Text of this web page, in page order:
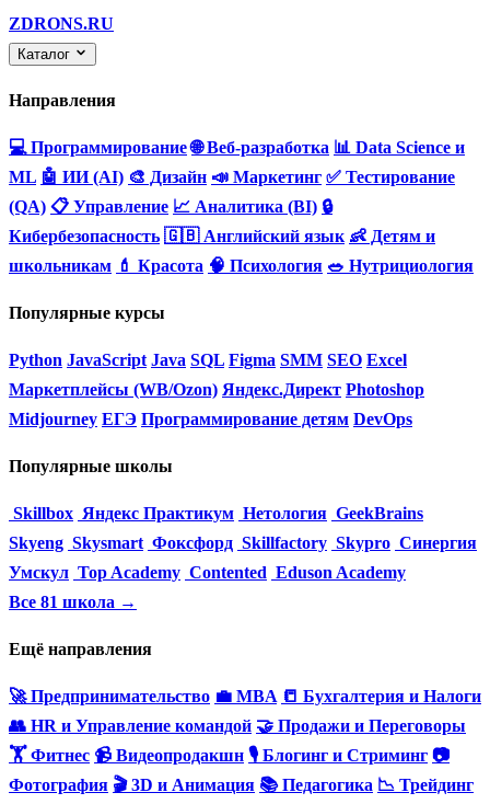
ZDRONS.RU
Каталог
Направления
💻 Программирование 🌐 Веб-разработка 📊 Data Science и
ML 🤖 ИИ (AI) 🎨 Дизайн 📣 Маркетинг ✅ Тестирование
(QA) 📋 Управление 📈 Аналитика (BI) 🔒
Кибербезопасность 🇬🇧 Английский язык 👶 Детям и
школьникам 💄 Красота 🧠 Психология 🥗 Нутрициология
Популярные курсы
Python JavaScript Java SQL Figma SMM SEO Excel
Маркетплейсы (WB/Ozon) Яндекс.Директ Photoshop
Midjourney ЕГЭ Программирование детям DevOps
Популярные школы
Skillbox Яндекс Практикум Нетология GeekBrains
Skyeng Skysmart Фоксфорд Skillfactory Skypro Синергия
Умскул Top Academy Contented Eduson Academy
Все 81 школа →
Ещё направления
🚀 Предпринимательство 💼 MBA 📒 Бухгалтерия и Налоги
👥 HR и Управление командой 🤝 Продажи и Переговоры
🏋️ Фитнес 📹 Видеопродакшн 🎙 Блогинг и Стриминг 📷
Фотография 🎬 3D и Анимация 📚 Педагогика 📉 Трейдинг